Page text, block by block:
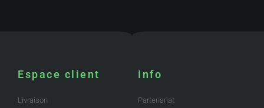
Espace client
Livraison
Info
Partenariat